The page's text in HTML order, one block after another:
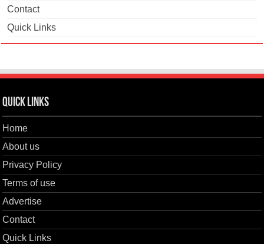
Contact
Quick Links
Quick Links
Home
About us
Privacy Policy
Terms of use
Advertise
Contact
Quick Links